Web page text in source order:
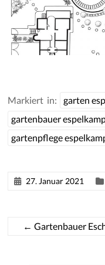
Markiert in: garten
gartenbauer
gartenpflege
27. Januar 2021
← Gartenbauer